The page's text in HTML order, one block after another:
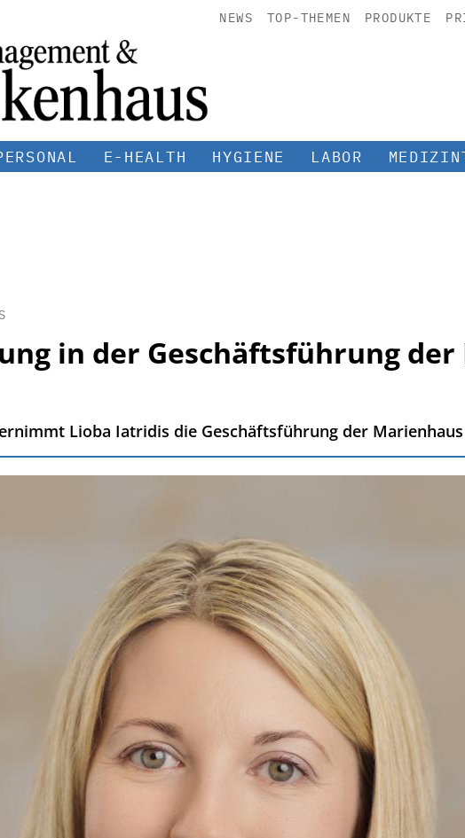
NEWS TOP-THEMEN PRODUKTE
E-HEALTH HYGIENE LABOR
in der Geschäftsführung
Lioba Iatridis die Geschäftsführung der Marienhaus